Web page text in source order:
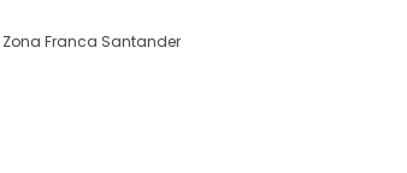
Franca Santander